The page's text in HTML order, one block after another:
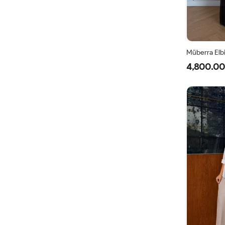
Müberra
4,800.00